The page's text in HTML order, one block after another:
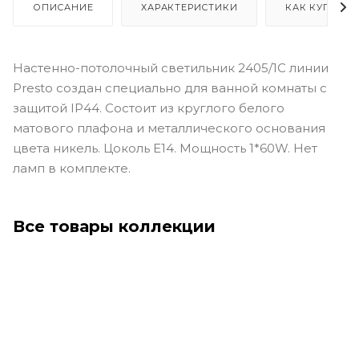
ОПИСАНИЕ ХАРАКТЕРИСТИКИ КАК КУПИТЬ
Настенно-потолочный светильник 2405/1C линии
Presto создан специально для ванной комнаты с
защитой IP44. Состоит из круглого белого
матового плафона и металлического основания
цвета никель. Цоколь E14. Мощность 1*60W. Нет
ламп в комплекте.
Все товары коллекции